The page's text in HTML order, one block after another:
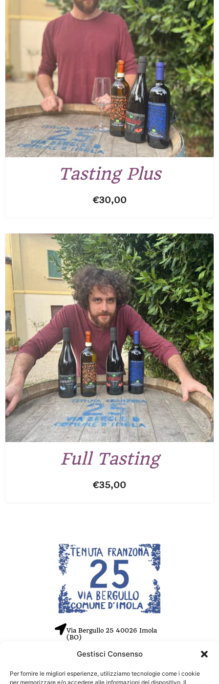
Gestisci Consenso
Per fornire le migliori esperienze, utilizziamo tecnologie come i cookie
per memorizzare e/o accedere alle informazioni del dispositivo. Il
Tasting Plus
€30,00
Full Tasting
€35,00
Via Bergullo 25 40026 Imola
(BO)
Tel. +39 0542 26550
info@tenutafranzona.com